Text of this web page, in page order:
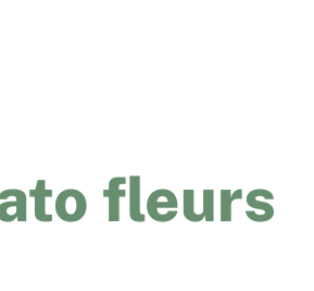
fleurs